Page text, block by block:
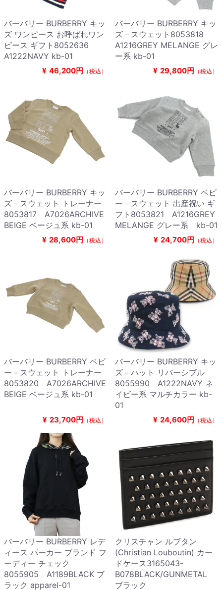
バーバリー BURBERRY キッ
ズ ワンピース お呼ばれワン
ピース ギフト8052636
A1222NAVY kb-01
¥ 46,200円 （税込）
バーバリー BURBERRY キッ
ズ－スウェット8053818
A1216GREY MELANGE グレ
ー系 kb-01
¥ 29,800円 （税込）
バーバリー BURBERRY キッ
ズ－スウェット トレーナー
8053817 A7026ARCHIVE
BEIGE ベージュ系 kb-01
¥ 28,600円 （税込）
バーバリー BURBERRY ベビ
ー－スウェット 出産祝い ギ
フト8053821 A1216GREY
MELANGE グレー系 kb-01
¥ 24,700円 （税込）
バーバリー BURBERRY ベビ
ー－スウェット トレーナー
8053820 A7026ARCHIVE
BEIGE ベージュ系 kb-01
¥ 23,700円 （税込）
バーバリー BURBERRY キッ
ズ－ハット リバーシブル
8055990 A1222NAVY ネ
イビー系 マルチカラー kb-
01
¥ 24,600円 （税込）
バーバリー BURBERRY レデ
ィース パーカー ブランド フ
ーディー チェック
8055905 A1189BLACK ブ
ラック apparel-01
クリスチャン ルブタン
(Christian Louboutin) カー
ドケース3165043-
B078BLACK/GUNMETAL
ブラック